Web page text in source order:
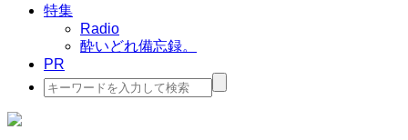
特集
Radio
酔いどれ備忘録。
PR
検
索: